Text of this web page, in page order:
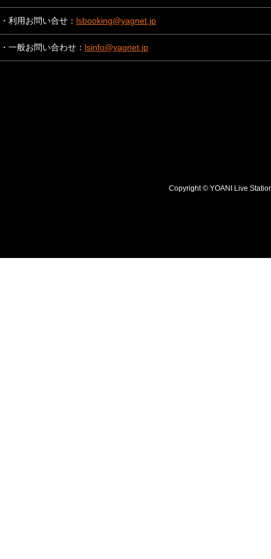
・利用お問い合せ： lsbooking@yagnet.jp
・一般お問い合わせ： lsinfo@yagnet.jp
Copyright © YOANI Live